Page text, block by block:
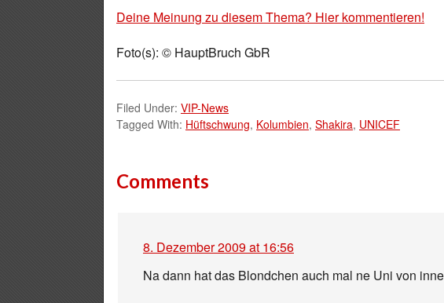
Deine Meinung zu diesem Thema? Hier kommentieren!
Foto(s): © HauptBruch GbR
Filed Under: VIP-News
Tagged With: Hüftschwung, Kolumbien, Shakira, UNICEF
Comments
8. Dezember 2009 at 16:56
Na dann hat das Blondchen auch mal ne Uni von